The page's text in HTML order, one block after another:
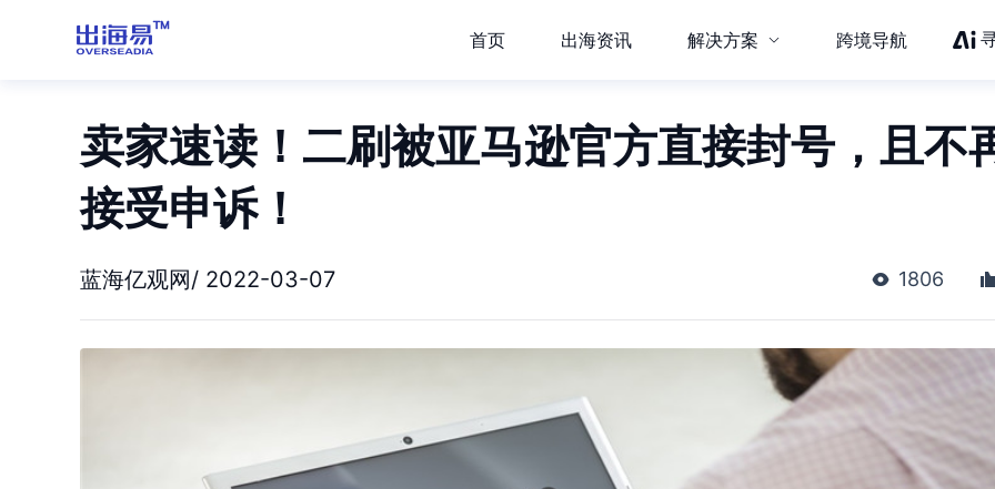
首页 出海资讯 解决方案 跨境导航
卖家速读！二刷被亚马逊官方直接封号，且不
接受申诉！
蓝海亿观网/ 2022-03-07 1806